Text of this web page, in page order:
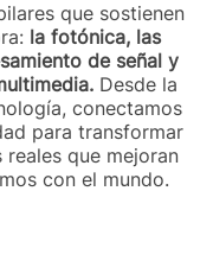
que sostienen
la fotónica, las
de señal y
Desde la
conectamos
para transformar
reales que mejoran
con el mundo.